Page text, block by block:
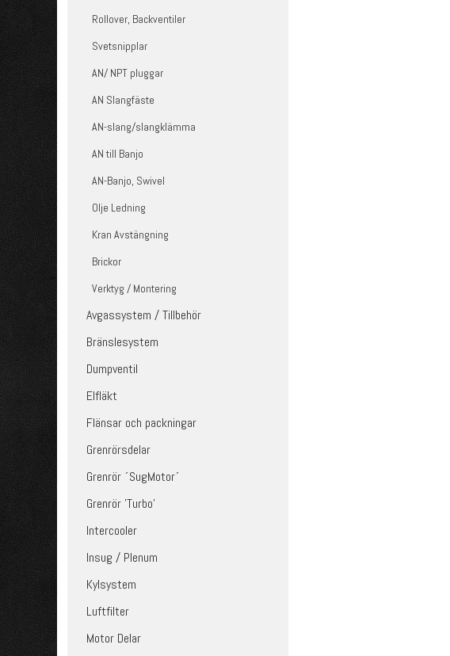
Rollover, Backventiler
Svetsnipplar
AN/ NPT pluggar
AN Slangfäste
AN-slang/slangklämma
AN till Banjo
AN-Banjo, Swivel
Olje Ledning
Kran Avstängning
Brickor
Verktyg / Montering
Avgassystem / Tillbehör
Bränslesystem
Dumpventil
Elfläkt
Flänsar och packningar
Grenrörsdelar
Grenrör ´SugMotor´
Grenrör 'Turbo'
Intercooler
Insug / Plenum
Kylsystem
Luftfilter
Motor Delar